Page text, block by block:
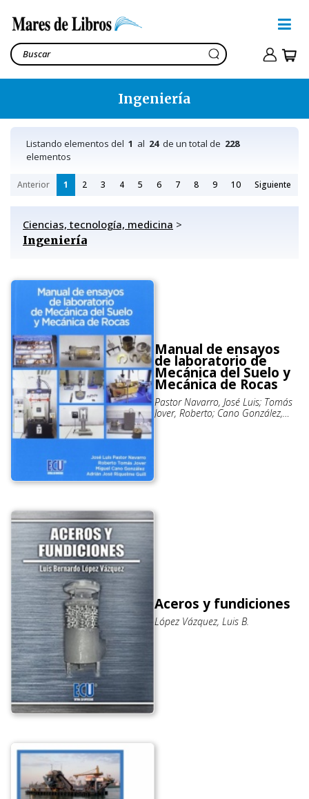
Ingeniería
Listando elementos del 1 al 24de un total de 228
elementos
Anterior 1 2 3 4 5 6 7 8 9 10 Siguiente
Ciencias, tecnología, medicina >
Ingeniería
Manual de ensayos
de laboratorio de
Mecánica del Suelo y
Mecánica de Rocas
Pastor Navarro, José Luis; Tomás
Jover, Roberto; Cano González,
Aceros y fundiciones
López Vázquez, Luis B.